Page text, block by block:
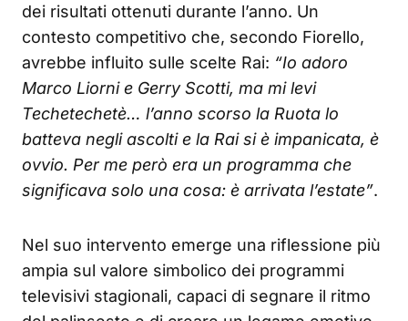
dei risultati ottenuti durante l’anno. Un
contesto competitivo che, secondo Fiorello,
avrebbe influito sulle scelte Rai: “Io adoro
Marco Liorni e Gerry Scotti, ma mi levi
Techetechetè… l’anno scorso la Ruota lo
batteva negli ascolti e la Rai si è impanicata, è
ovvio. Per me però era un programma che
significava solo una cosa: è arrivata l’estate”.
Nel suo intervento emerge una riflessione più
ampia sul valore simbolico dei programmi
televisivi stagionali, capaci di segnare il ritmo